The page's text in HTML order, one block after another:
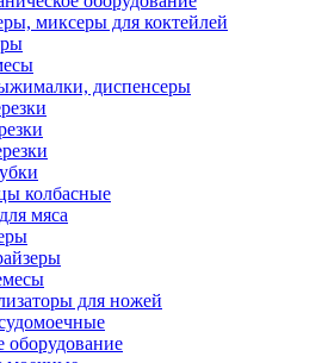
миксеры для коктейлей
диспенсеры
колбасные
мяса
для ножей
оборудование